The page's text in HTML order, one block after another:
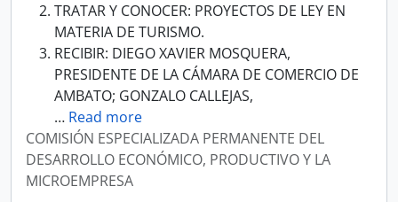
TRATAR Y CONOCER: PROYECTOS DE LEY EN
MATERIA DE TURISMO.
RECIBIR: DIEGO XAVIER MOSQUERA,
PRESIDENTE DE LA CÁMARA DE COMERCIO DE
AMBATO; GONZALO CALLEJAS,
… Read more
COMISIÓN ESPECIALIZADA PERMANENTE DEL
DESARROLLO ECONÓMICO, PRODUCTIVO Y LA
MICROEMPRESA